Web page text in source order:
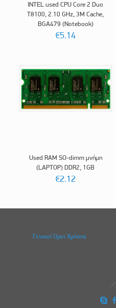
INTEL used CPU Core 2 Duo
T8100, 2.10 GHz, 3M Cache,
BGA479 (Notebook)
€5.14
Used RAM SO-dimm μνήμη
(LAPTOP) DDR2, 1GB
€2.12
Γενικοί Οροι Χρήσης